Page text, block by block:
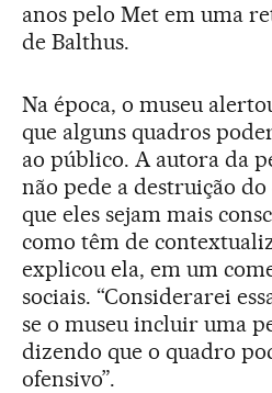
anos pelo Met em uma
de Balthus.
Na época, o museu
que alguns quadros
ao público. A autora da
não pede a destruição do
que eles sejam mais
como têm de
explicou ela, em um
sociais. “Considerarei
se o museu incluir uma
dizendo que o quadro
ofensivo”.